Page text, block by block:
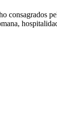
consagrados